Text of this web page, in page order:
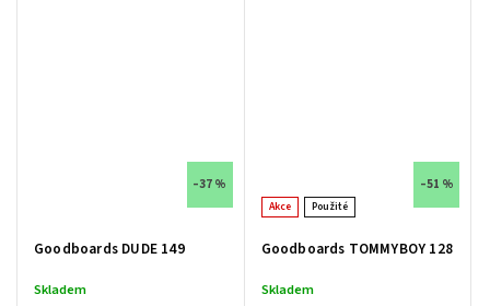
–37 %
Goodboards DUDE 149
Skladem
Akce Použité
–51 %
Goodboards TOMMYBOY 128
Skladem